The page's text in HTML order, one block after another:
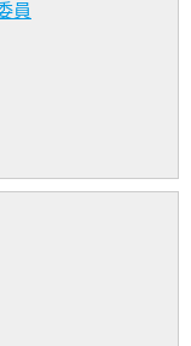
員